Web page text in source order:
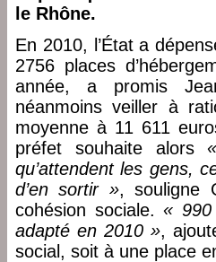
le Rhône.
En 2010, l’État a
2756 places
année, a promis
néanmoins veiller à
moyenne à 11 611
préfet souhaite alors
qu’attendent les gens,
d’en sortir », souligne
cohésion sociale.« 990
adapté en 2010 »,
social, soit à une place